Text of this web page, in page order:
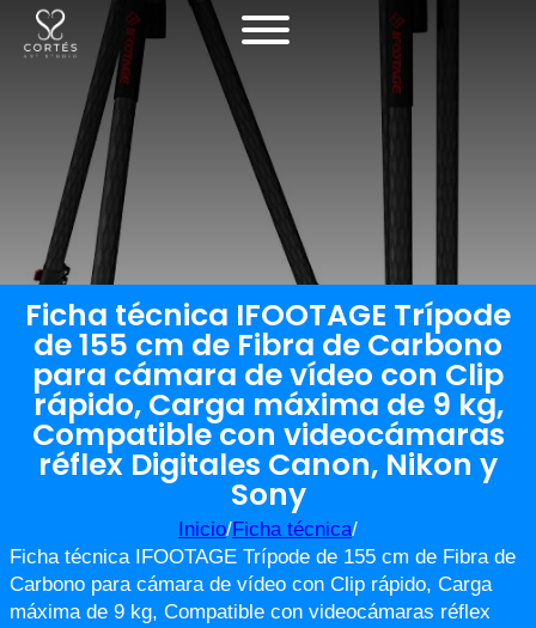
Ficha técnica IFOOTAGE Trípode
de 155 cm de Fibra de Carbono
para cámara de vídeo con Clip
rápido, Carga máxima de 9 kg,
Compatible con videocámaras
réflex Digitales Canon, Nikon y
Sony
Inicio/Ficha técnica/
Ficha técnica IFOOTAGE Trípode de 155 cm de Fibra de
Carbono para cámara de vídeo con Clip rápido, Carga
máxima de 9 kg, Compatible con videocámaras réflex